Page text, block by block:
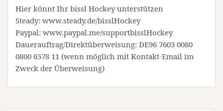
Hier könnt Ihr bissl Hockey unterstützen
Steady: www.steady.de/bisslHockey
Paypal: www.paypal.me/supportbisslHockey
Dauerauftrag/Direktüberweisung: DE96 7603 0080
0800 6578 11 (wenn möglich mit Kontakt-Email im
Zweck der Überweisung)